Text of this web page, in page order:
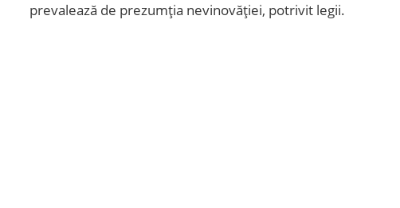
prevalează de prezumția nevinovăției, potrivit legii.